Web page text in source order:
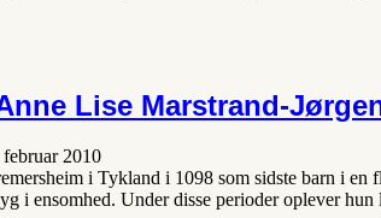
Lise Marstrand-
2010
i Tykland i 1098 som sidste barn i
i ensomhed. Under disse perioder oplever